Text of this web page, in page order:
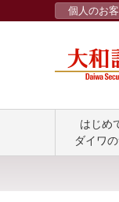
個人のお
はじめ
ダイワ